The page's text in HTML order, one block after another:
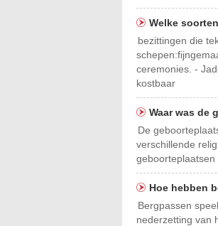
Welke
bezittingen die
ceremonies. -
kostbaar
Waar was de
De
verschillende
Hoe hebben
Bergpassen
nederzetting van